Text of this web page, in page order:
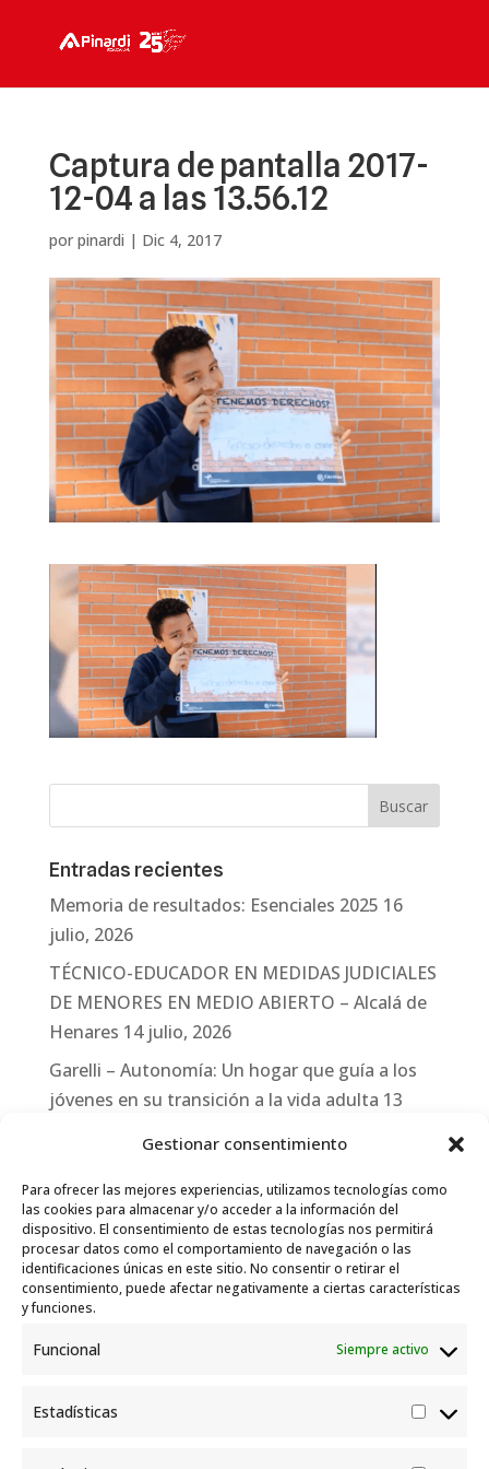
Gestionar consentimiento
Para ofrecer las mejores experiencias, utilizamos tecnologías como
las cookies para almacenar y/o acceder a la información del
dispositivo. El consentimiento de estas tecnologías nos permitirá
procesar datos como el comportamiento de navegación o las
identificaciones únicas en este sitio. No consentir o retirar el
consentimiento, puede afectar negativamente a ciertas características
y funciones.
Funcional Siempre activo
Estadísticas
Captura de pantalla 2017-
12-04 a las 13.56.12
por pinardi | Dic 4, 2017
Entradas recientes
Memoria de resultados: Esenciales 2025 16
julio, 2026
TÉCNICO-EDUCADOR EN MEDIDAS JUDICIALES
DE MENORES EN MEDIO ABIERTO – Alcalá de
Henares 14 julio, 2026
Garelli – Autonomía: Un hogar que guía a los
jóvenes en su transición a la vida adulta 13
Garelli-Refugio: Acciones de empleo en el
marco del Sistema de Acogida de Protección
Internacional 10 julio, 2026